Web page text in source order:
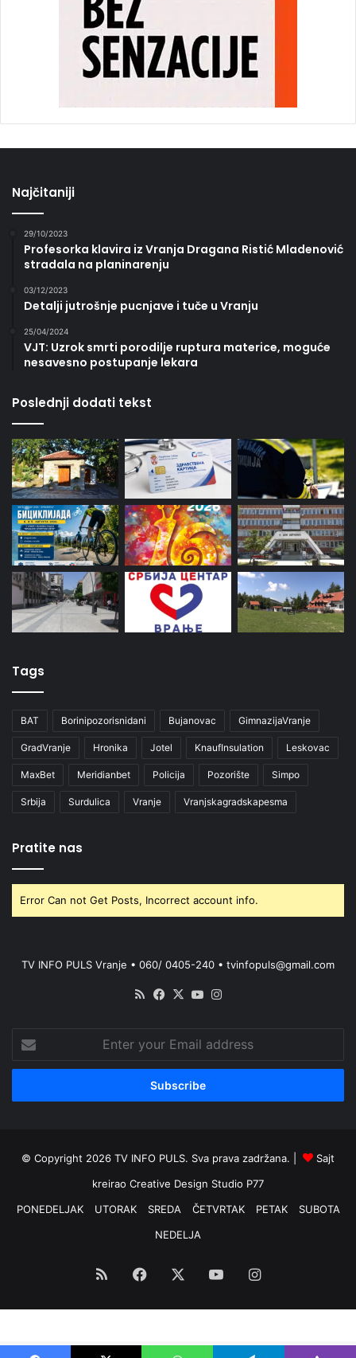
Najčitaniji
29/10/2023
Profesorka klavira iz Vranja Dragana Ristić Mladenović
stradala na planinarenju
03/12/2023
Detalji jutrošnje pucnjave i tuče u Vranju
25/04/2024
VJT: Uzrok smrti porodilje ruptura materice, moguće
nesavesno postupanje lekara
Poslednji dodati tekst
Tags
BAT Borinipozorisnidani Bujanovac GimnazijaVranje
GradVranje Hronika Jotel KnaufInsulation Leskovac
MaxBet Meridianbet Policija Pozorište Simpo
Srbija Surdulica Vranje Vranjskagradskapesma
Pratite nas
Error Can not Get Posts, Incorrect account info.
TV INFO PULS Vranje • 060/ 0405-240 • tvinfopuls@gmail.com
RSS Facebook
X YouTube
your
Email
© Copyright 2026 TV INFO PULS. Sva prava zadržana. |
Sajt
kreirao Creative Design Studio P77
PONEDELJAK
UTORAK SREDA ČETVRTAK PETAK
SUBOTA
NEDELJA
RSS Facebook YouTubeInstagram
Optimized by Seraphinite Accelerator